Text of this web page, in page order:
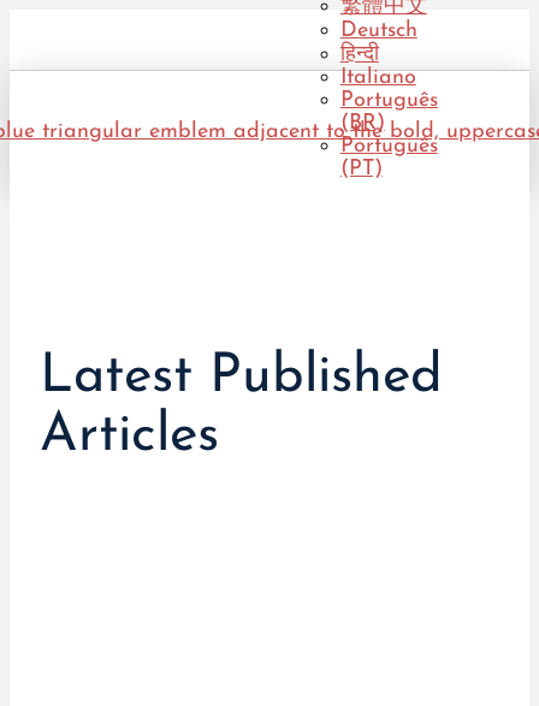
繁體中文
Deutsch
हिन्दी
Italiano
Português
(BR)
Português
(PT)
Latest Published
Articles